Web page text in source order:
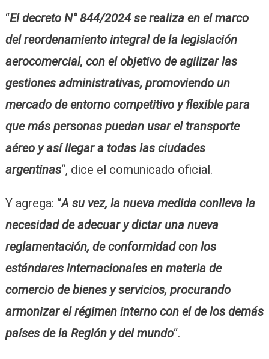
“El decreto N° 844/2024 se realiza en el marco
del reordenamiento integral de la legislación
aerocomercial, con el objetivo de agilizar las
gestiones administrativas, promoviendo un
mercado de entorno competitivo y flexible para
que más personas puedan usar el transporte
aéreo y así llegar a todas las ciudades
argentinas“, dice el comunicado oficial.
Y agrega: “A su vez, la nueva medida conlleva la
necesidad de adecuar y dictar una nueva
reglamentación, de conformidad con los
estándares internacionales en materia de
comercio de bienes y servicios, procurando
armonizar el régimen interno con el de los demás
países de la Región y del mundo“.